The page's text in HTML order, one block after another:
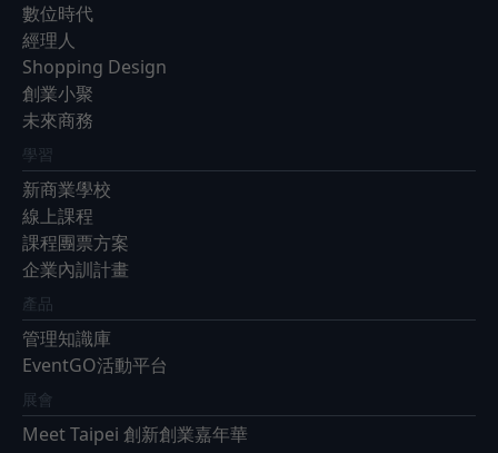
數位時代
經理人
Shopping Design
創業小聚
未來商務
學習
新商業學校
線上課程
課程團票方案
企業內訓計畫
產品
管理知識庫
EventGO活動平台
展會
Meet Taipei 創新創業嘉年華